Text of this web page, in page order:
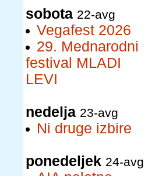
sobota 22-avg
Vegafest 2026
29. Mednarodni
festival MLADI
LEVI
nedelja 23-avg
Ni druge izbire
ponedeljek 24-avg